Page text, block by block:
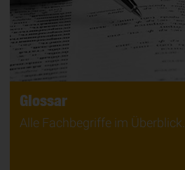
Glossar
Alle Fachbegriffe im Überblick.